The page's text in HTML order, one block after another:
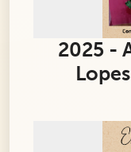
2025 -